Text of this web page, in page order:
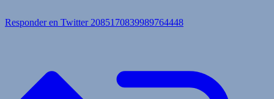
Responder en Twitter 2085170839989764448